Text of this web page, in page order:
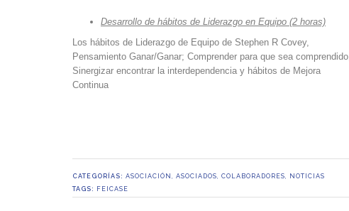
Desarrollo de hábitos de Liderazgo en Equipo (2 horas)
Los hábitos de Liderazgo de Equipo de Stephen R Covey,
Pensamiento Ganar/Ganar; Comprender para que sea comprendido,
Sinergizar encontrar la interdependencia y hábitos de Mejora
Continua
CATEGORÍAS: ASOCIACIÓN ASOCIADOS COLABORADORES
NOTICIAS
TAGS:
FEICASE